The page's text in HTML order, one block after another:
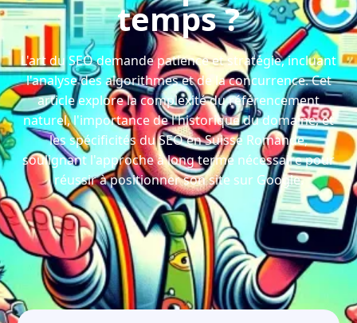
temps ?
L'art du SEO demande patience et stratégie, incluant
l'analyse des algorithmes et de la concurrence. Cet
article explore la complexité du référencement
naturel, l'importance de l'historique du domaine, et
les spécificités du SEO en Suisse Romande,
soulignant l'approche à long terme nécessaire pour
réussir à positionner son site sur Google.